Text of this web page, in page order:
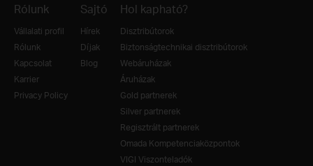
Rólunk
Vállalati profil
Rólunk
Kapcsolat
Karrier
Privacy Policy
Sajtó
Hírek
Díjak
Blog
Hol kapható?
Disztribútorok
Biztonságtechnikai disztribútorok
Webáruházak
Áruházak
Gold partnerek
Silver partnerek
Regisztrált partnerek
Omada Kompetenciaközpontok
VIGI Viszonteladók